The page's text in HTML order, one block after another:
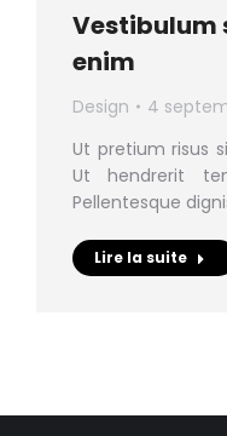
Vestibulum
enim
Design
4
Ut pretium risus
Ut hendrerit
Pellentesque
Lire la suite